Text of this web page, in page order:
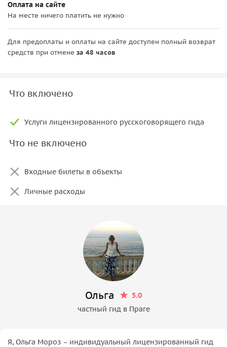
Оплата на сайте
На месте ничего платить не нужно
Для предоплаты и оплаты на сайте доступен полный возврат
средств при отмене за 48 часов
Что включено
Услуги лицензированного русскоговорящего гида
Что не включено
Входные билеты в объекты
Личные расходы
Ольга
5.0
частный гид в Праге
Я, Ольга Мороз – индивидуальный лицензированный гид